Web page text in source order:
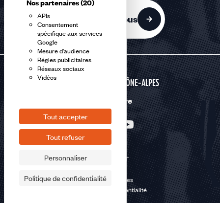
Nos partenaires(20)
APIs
Consentement
spécifique aux services
Google
Mesure d'audience
Régies publicitaires
Réseaux sociaux
Vidéos
Tout accepter
Tout refuser
Personnaliser
Politique de confidentialité
Contactez-nous
AUVERGNE RHÔNE-ALPES
Nous suivre
©2026 CFDT
Mentions légales
Politique de confidentialité